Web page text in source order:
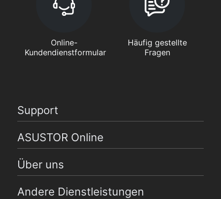
Online-
Kundendienstformular
Häufig gestellte
Fragen
Support
ASUSTOR Online
Über uns
Andere Dienstleistungen